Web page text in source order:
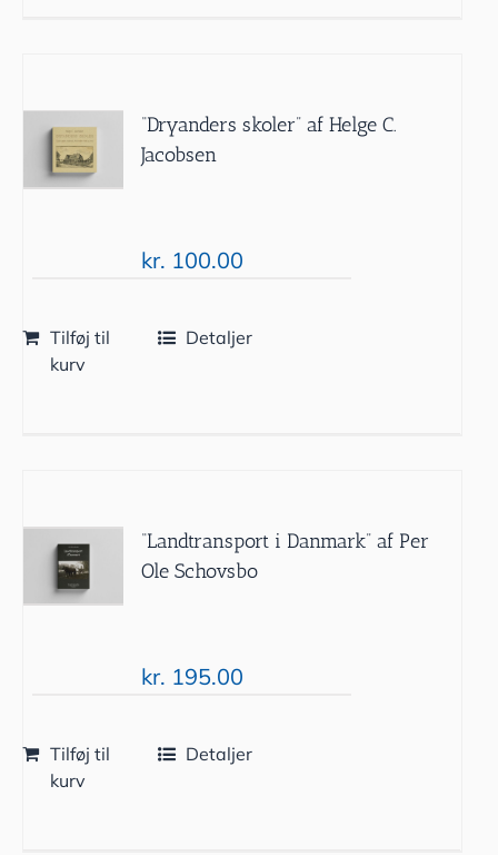
“Dryanders skoler” af Helge C.
Jacobsen
kr. 100.00
Tilføj til
kurv
Detaljer
“Landtransport i Danmark” af Per
Ole Schovsbo
kr. 195.00
Tilføj til
kurv
Detaljer